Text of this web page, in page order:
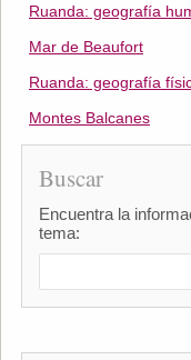
Ruanda: geografía
Mar de Beaufort
Ruanda: geografía
Montes Balcanes
Buscar
Encuentra la
tema: